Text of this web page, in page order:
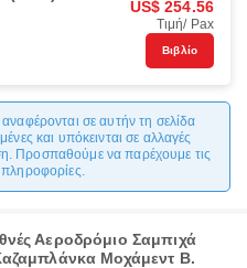
US$ 254.56
Τιμή/ Pax
Βιβλίο
σε αυτήν τη σελίδα
και υπόκεινται σε αλλαγές
Προσπαθούμε να παρέχουμε τις
πληροφορίες.
Αεροδρόμιο Σαμπιχά
Μοχάμεντ Β.